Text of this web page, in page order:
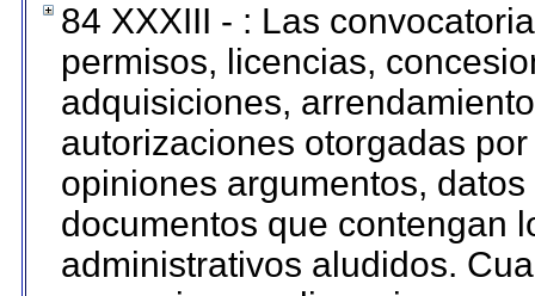
84 XXXIII - : Las
permisos, licencias,
adquisiciones,
autorizaciones otorgadas
opiniones argumentos,
documentos que contengan
administrativos aludidos.